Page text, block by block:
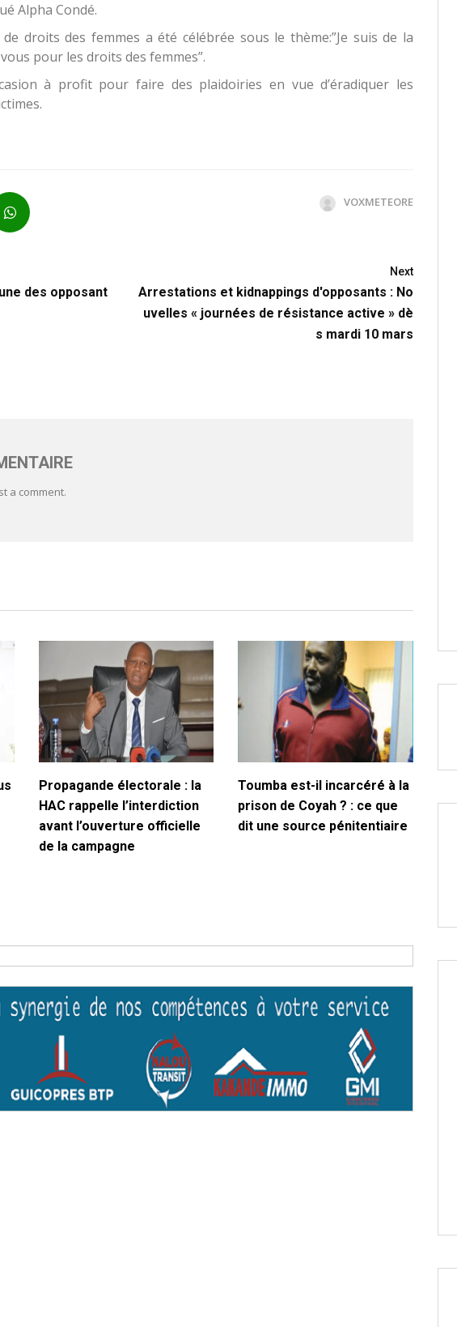
Alpha Condé.
droits des femmes a été célébrée sous le thème:”Je suis de la
pour les droits des femmes”.
à profit pour faire des plaidoiries en vue d’éradiquer les
VOXMETEORE
des opposant
Next
Arrestations et kidnappings d'opposants : No
uvelles « journées de résistance active » dè
s mardi 10 mars
a comment.
Propagande électorale : la
HAC rappelle l’interdiction
avant l’ouverture officielle
de la campagne
Toumba est-il incarcéré à la
prison de Coyah ? : ce que
dit une source pénitentiaire